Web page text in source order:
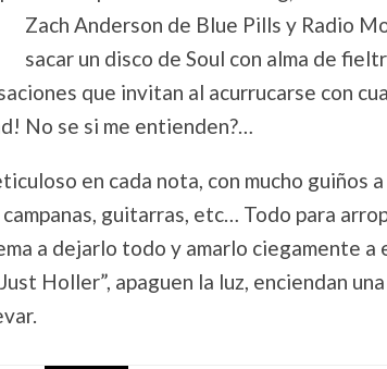
Zach Anderson de Blue Pills y Radio
sacar un disco de Soul con alma de
que invitan al acurrucarse con
No se si me entienden?…
en cada nota, con mucho guiños a
guitarras, etc… Todo para
a dejarlo todo y amarlo ciegamente a
Holler”, apaguen la luz, enciendan